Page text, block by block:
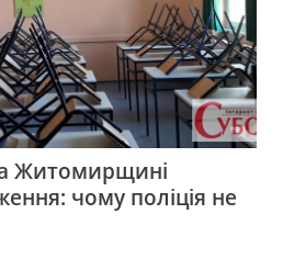
Житомирщині
чому поліція не